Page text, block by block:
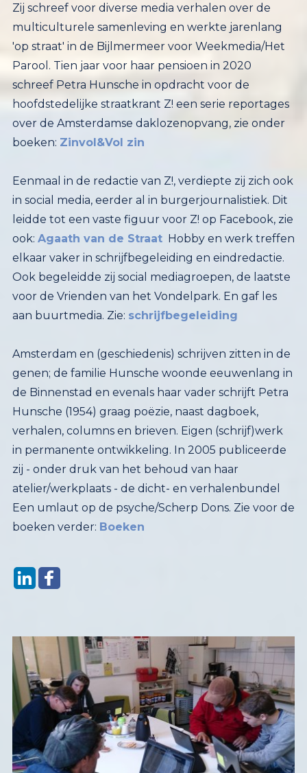
Zij schreef voor diverse media verhalen over de
multiculturele samenleving en werkte jarenlang
'op straat' in de Bijlmermeer voor Weekmedia/Het
Parool. Tien jaar voor haar pensioen in 2020
schreef Petra Hunsche in opdracht voor de
hoofdstedelijke straatkrant Z! een serie reportages
over de Amsterdamse daklozenopvang, zie onder
boeken: Zinvol&Vol zin
Eenmaal in de redactie van Z!, verdiepte zij zich ook
in social media, eerder al in burgerjournalistiek. Dit
leidde tot een vaste figuur voor Z! op Facebook, zie
ook: Agaath van de StraatHobby en werk treffen
elkaar vaker in schrijfbegeleiding en eindredactie.
Ook begeleidde zij social mediagroepen, de laatste
voor de Vrienden van het Vondelpark. En gaf les
aan buurtmedia. Zie: schrijfbegeleiding
Amsterdam en (geschiedenis) schrijven zitten in de
genen; de familie Hunsche woonde eeuwenlang in
de Binnenstad en evenals haar vader schrijft Petra
Hunsche (1954) graag poëzie, naast dagboek,
verhalen, columns en brieven. Eigen (schrijf)werk
in permanente ontwikkeling. In 2005 publiceerde
zij - onder druk van het behoud van haar
atelier/werkplaats - de dicht- en verhalenbundel
Een umlaut op de psyche/Scherp Dons. Zie voor de
boeken verder: Boeken